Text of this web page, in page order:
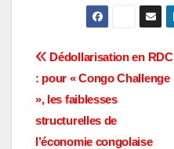
Navigation
de
l’article
Dédollarisation en RDC
: pour « Congo Challenge
», les faiblesses
structurelles de
l’économie congolaise